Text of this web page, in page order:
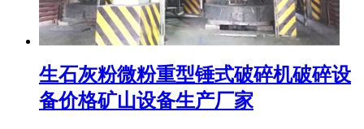
生石灰粉微粉重型锤式破碎机破碎设
备价格矿山设备生产厂家